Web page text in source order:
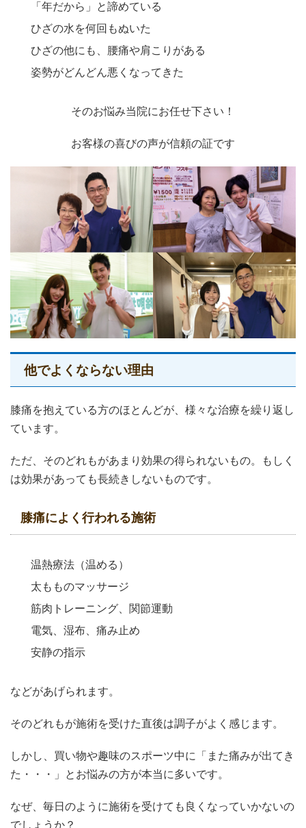
「年だから」と諦めている
ひざの水を何回もぬいた
ひざの他にも、腰痛や肩こりがある
姿勢がどんどん悪くなってきた
そのお悩み当院にお任せ下さい！
お客様の喜びの声が信頼の証です
他でよくならない理由
膝痛を抱えている方のほとんどが、様々な治療を繰り返し
ています。
ただ、そのどれもがあまり効果の得られないもの。もしく
は効果があっても長続きしないものです。
膝痛によく行われる施術
温熱療法（温める）
太もものマッサージ
筋肉トレーニング、関節運動
電気、湿布、痛み止め
安静の指示
などがあげられます。
そのどれもが施術を受けた直後は調子がよく感じます。
しかし、買い物や趣味のスポーツ中に「また痛みが出てき
た・・・」とお悩みの方が本当に多いです。
なぜ、毎日のように施術を受けても良くなっていかないの
でしょうか？